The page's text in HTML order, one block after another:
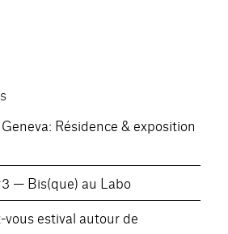
Résidence & exposition
— Bis(que) au Labo
estival autour de